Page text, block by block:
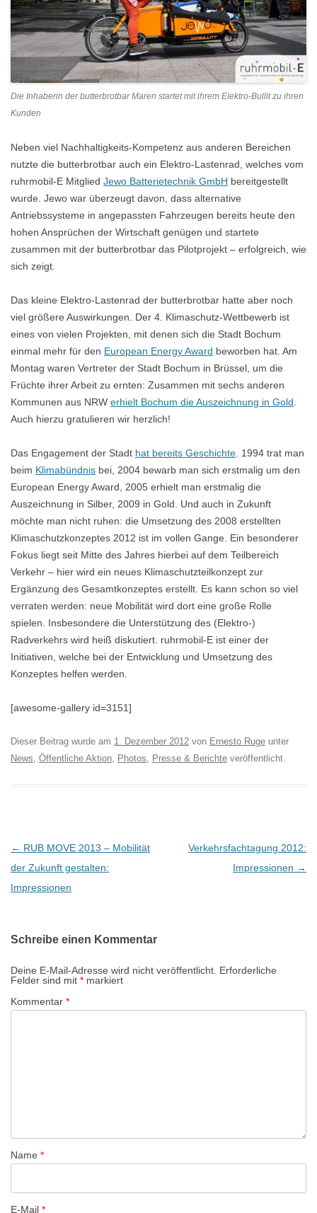
Die Inhaberin der butterbrotbar Maren startet mit ihrem Elektro-Bullit zu ihren
Kunden
Neben viel Nachhaltigkeits-Kompetenz aus anderen Bereichen
nutzte die butterbrotbar auch ein Elektro-Lastenrad, welches vom
ruhrmobil-E Mitglied Jewo Batterietechnik GmbH bereitgestellt
wurde. Jewo war überzeugt davon, dass alternative
Antriebssysteme in angepassten Fahrzeugen bereits heute den
hohen Ansprüchen der Wirtschaft genügen und startete
zusammen mit der butterbrotbar das Pilotprojekt – erfolgreich, wie
sich zeigt.
Das kleine Elektro-Lastenrad der butterbrotbar hatte aber noch
viel größere Auswirkungen. Der 4. Klimaschutz-Wettbewerb ist
eines von vielen Projekten, mit denen sich die Stadt Bochum
einmal mehr für den European Energy Award beworben hat. Am
Montag waren Vertreter der Stadt Bochum in Brüssel, um die
Früchte ihrer Arbeit zu ernten: Zusammen mit sechs anderen
Kommunen aus NRW erhielt Bochum die Auszeichnung in Gold
Auch hierzu gratulieren wir herzlich!
Das Engagement der Stadt hat bereits Geschichte . 1994 trat man
beim Klimabündnis bei, 2004 bewarb man sich erstmalig um den
European Energy Award, 2005 erhielt man erstmalig die
Auszeichnung in Silber, 2009 in Gold. Und auch in Zukunft
möchte man nicht ruhen: die Umsetzung des 2008 erstellten
Klimaschutzkonzeptes 2012 ist im vollen Gange. Ein besonderer
Fokus liegt seit Mitte des Jahres hierbei auf dem Teilbereich
Verkehr – hier wird ein neues Klimaschutzteilkonzept zur
Ergänzung des Gesamtkonzeptes erstellt. Es kann schon so viel
verraten werden: neue Mobilität wird dort eine große Rolle
spielen. Insbesondere die Unterstützung des (Elektro-)
Radverkehrs wird heiß diskutiert. ruhrmobil-E ist einer der
Initiativen, welche bei der Entwicklung und Umsetzung des
Konzeptes helfen werden.
[awesome-gallery id=3151]
Dieser Beitrag wurde am 1. Dezember 2012 von Ernesto Ruge unter
News Öffentliche Aktion Photos Presse & Berichte veröffentlicht.
B
e
i
a
g
s
-
i
n
← RUB MOVE 2013 – Mobilität
der Zukunft gestalten:
Impressionen
Verkehrsfachtagung 2012:
Impressionen →
Schreibe einen Kommentar
Deine E-Mail-Adresse wird nicht veröffentlicht. Erforderliche
Felder sind mit * markiert
Kommentar *
Name *
E-Mail *